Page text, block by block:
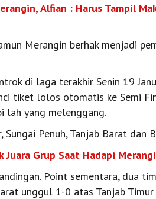
Alfian : Harus Tampil
Merangin berhak menjadi
di laga terakhir Senin 19
tiket lolos otomatis ke Semi
lah yang melenggang.
Penuh, Tanjab Barat dan
Juara Grup Saat Hadapi
Point sementara, dua
unggul 1-0 atas Tanjab